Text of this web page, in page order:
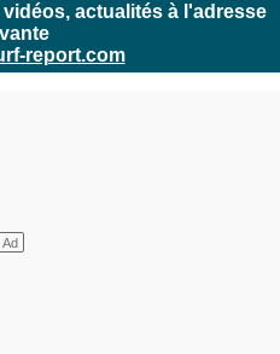
actualités à l'adresse
report.com